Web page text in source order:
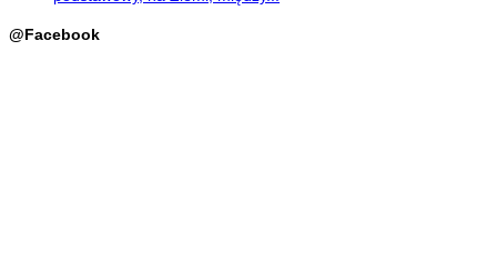
@Facebook